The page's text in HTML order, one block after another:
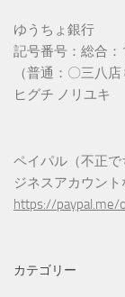
ゆうちょ銀行
記号番号：総合：
（普通：〇三八店
ヒグチ ノリユキ
ペイパル（不正
ジネスアカウント
https://paypal.me/
カテゴリー